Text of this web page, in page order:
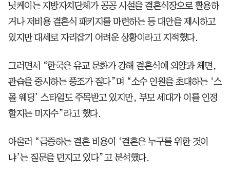
닛케이는 지방자치단체가 공공 시설을 결혼식장으로 활용하
거나 저비용 결혼식 패키지를 마련하는 등 대안을 제시하고
있지만 대세로 자리잡기 어려운 상황이라고 지적했다.
그러면서 “한국은 유교 문화가 강해 결혼식에 외양과 체면,
관습을 중시하는 풍조가 짙다”며 “소수 인원을 초대하는 ‘스
몰 웨딩’ 스타일도 주목받고 있지만, 부모 세대가 이를 인정
할지는 미지수”라고 했다.
아울러 “급증하는 결혼 비용이 ‘결혼은 누구를 위한 것이
냐’는 질문을 던지고 있다”고 분석했다.